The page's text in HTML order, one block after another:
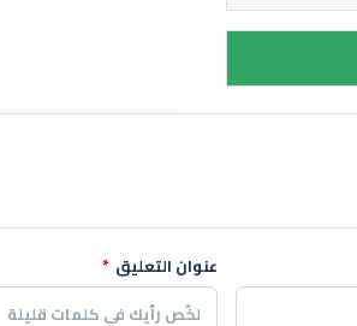
عنوان التعليق *